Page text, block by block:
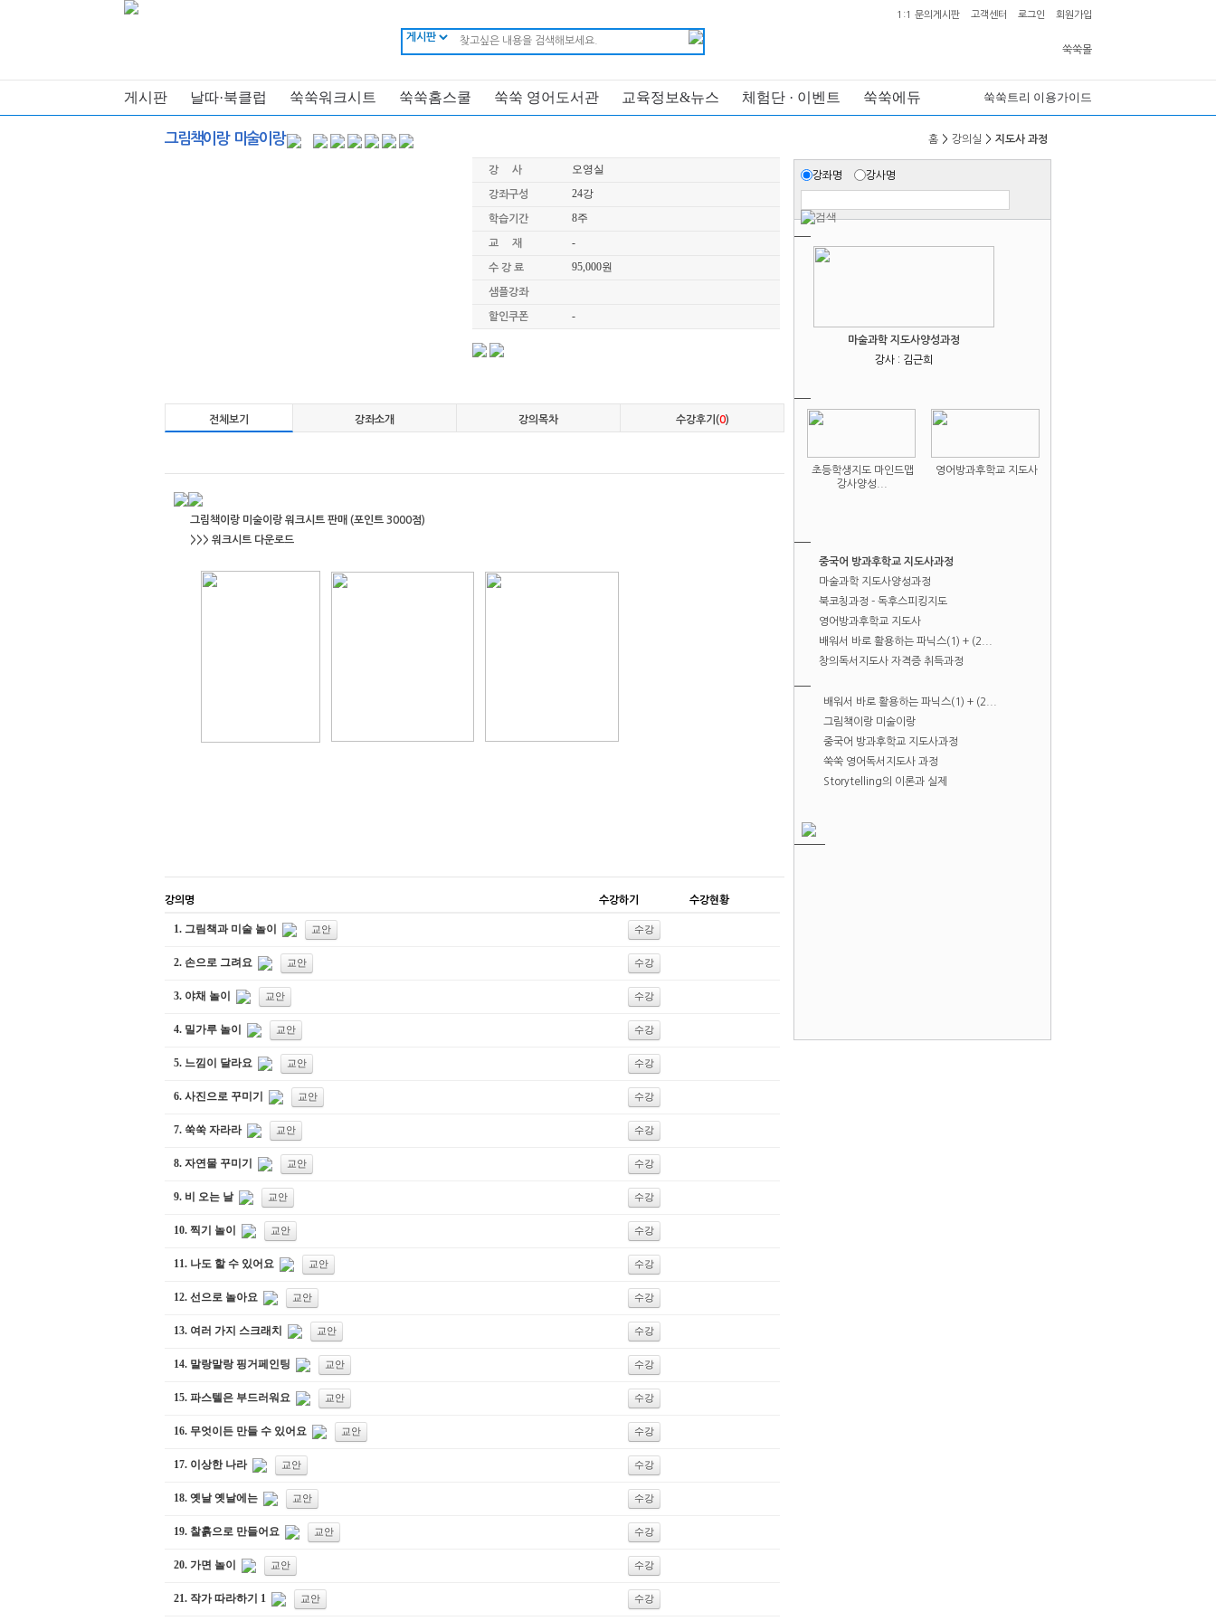
1:1 문의게시판 고객센터 로그인 회원가입
쑥쑥몰
게시판 날따·북클럽 쑥쑥워크시트 쑥쑥홈스쿨 쑥쑥 영어도서관 교육정보&뉴스 체험단 · 이벤트 쑥쑥에듀 쑥쑥트리 이용가이드
홈 > 강의실 > 지도사 과정
그림책이랑 미술이랑
강 사 오영실
강좌구성 24강
학습기간 8주
교 재 -
수 강 료 95,000원
샘플강좌
할인쿠폰 -
전체보기 강좌소개 강의목차 수강후기(0)
그림책이랑 미술이랑 워크시트 판매 (포인트 3000점)
>>> 워크시트 다운로드
강의명 수강하기 수강현황
1. 그림책과 미술 놀이 교안 수강
2. 손으로 그려요 교안 수강
3. 야채 놀이 교안 수강
4. 밀가루 놀이 교안 수강
5. 느낌이 달라요 교안 수강
6. 사진으로 꾸미기 교안 수강
7. 쑥쑥 자라라 교안 수강
8. 자연물 꾸미기 교안 수강
9. 비 오는 날 교안 수강
10. 찍기 놀이 교안 수강
11. 나도 할 수 있어요 교안 수강
12. 선으로 놀아요 교안 수강
13. 여러 가지 스크래치 교안 수강
14. 말랑말랑 핑거페인팅 교안 수강
15. 파스텔은 부드러워요 교안 수강
16. 무엇이든 만들 수 있어요 교안 수강
17. 이상한 나라 교안 수강
18. 옛날 옛날에는 교안 수강
19. 찰흙으로 만들어요 교안 수강
20. 가면 놀이 교안 수강
21. 작가 따라하기 1 교안 수강
강좌명 강사명
마술과학 지도사양성과정
강사 : 김근희
초등학생지도 마인드맵
강사양성...
영어방과후학교 지도사
중국어 방과후학교 지도사과정
마술과학 지도사양성과정
북코칭과정 - 독후스피킹지도
영어방과후학교 지도사
배워서 바로 활용하는 파닉스(1) + (2...
창의독서지도사 자격증 취득과정
배워서 바로 활용하는 파닉스(1) + (2...
그림책이랑 미술이랑
중국어 방과후학교 지도사과정
쑥쑥 영어독서지도사 과정
Storytelling의 이론과 실제